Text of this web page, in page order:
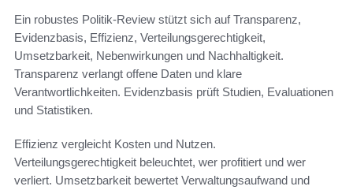
Ein robustes Politik-Review stützt sich auf Transparenz,
Evidenzbasis, Effizienz, Verteilungsgerechtigkeit,
Umsetzbarkeit, Nebenwirkungen und Nachhaltigkeit.
Transparenz verlangt offene Daten und klare
Verantwortlichkeiten. Evidenzbasis prüft Studien, Evaluationen
und Statistiken.
Effizienz vergleicht Kosten und Nutzen.
Verteilungsgerechtigkeit beleuchtet, wer profitiert und wer
verliert. Umsetzbarkeit bewertet Verwaltungsaufwand und